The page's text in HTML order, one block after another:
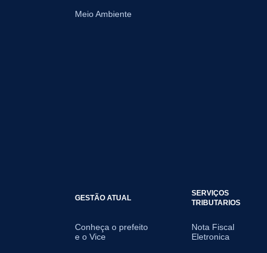
Meio Ambiente
GESTÃO ATUAL
Conheça o prefeito
e o Vice
SERVIÇOS
TRIBUTARIOS
Nota Fiscal
Eletronica